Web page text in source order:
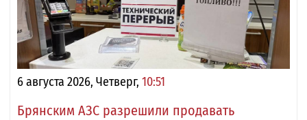
6 августа 2026, Четверг, 10:51
Брянским АЗС разрешили продавать